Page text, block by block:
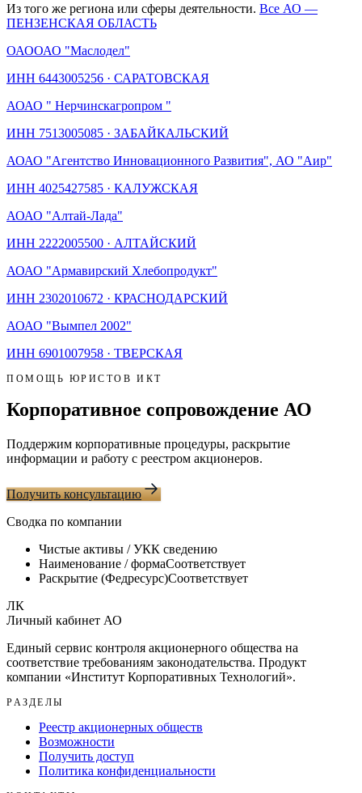
Из того же региона или сферы деятельности. Все АО —
ПЕНЗЕНСКАЯ ОБЛАСТЬ
ОАООАО "Маслодел"
ИНН 6443005256 · САРАТОВСКАЯ
АОАО " Нерчинскагропром "
ИНН 7513005085 · ЗАБАЙКАЛЬСКИЙ
АОАО "Агентство Инновационного Развития", АО "Аир"
ИНН 4025427585 · КАЛУЖСКАЯ
АОАО "Алтай-Лада"
ИНН 2222005500 · АЛТАЙСКИЙ
АОАО "Армавирский Хлебопродукт"
ИНН 2302010672 · КРАСНОДАРСКИЙ
АОАО "Вымпел 2002"
ИНН 6901007958 · ТВЕРСКАЯ
ПОМОЩЬ ЮРИСТОВ ИКТ
Корпоративное сопровождение АО
Поддержим корпоративные процедуры, раскрытие
информации и работу с реестром акционеров.
Получить консультацию
Сводка по компании
Чистые активы / УКК сведению
Наименование / формаСоответствует
Раскрытие (Федресурс)Соответствует
ЛК
Личный кабинет АО
Единый сервис контроля акционерного общества на
соответствие требованиям законодательства. Продукт
компании «Институт Корпоративных Технологий».
РАЗДЕЛЫ
Реестр акционерных обществ
Возможности
Получить доступ
Политика конфиденциальности